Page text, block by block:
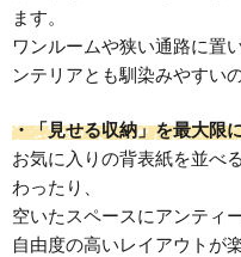
ます。
ワンルームや狭い通路に置
ンテリアとも馴染みやすい
・「見せる収納」を最大限
お気に入りの背表紙を並べ
わったり、
空いたスペースにアンティ
自由度の高いレイアウトが